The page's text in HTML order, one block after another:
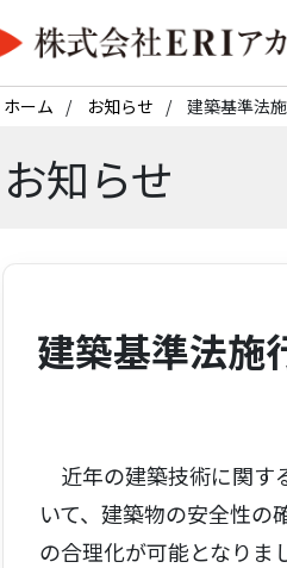
ホーム お知らせ 建築基準法
お知らせ
建築基準法施
近年の建築技術に関す
いて、建築物の安全性の
の合理化が可能となりま